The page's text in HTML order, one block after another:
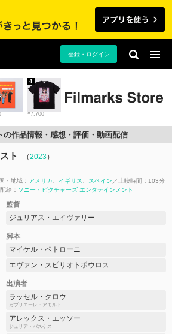
登録・ログイン
¥7,700
4
の作品情報・感想・評価・動画配信
ト （2023）
・地域： アメリカ イギリス スペイン
上映時間：103分
配給： ソニー・ピクチャーズ エンタテインメント
監督
ジュリアス・エイヴァリー
脚本
マイケル・ペトローニ
エヴァン・スピリオトポウロス
出演者
ラッセル・クロウ
ガブリエーレ・アモルト
アレックス・エッソー
ジュリア・バスケス